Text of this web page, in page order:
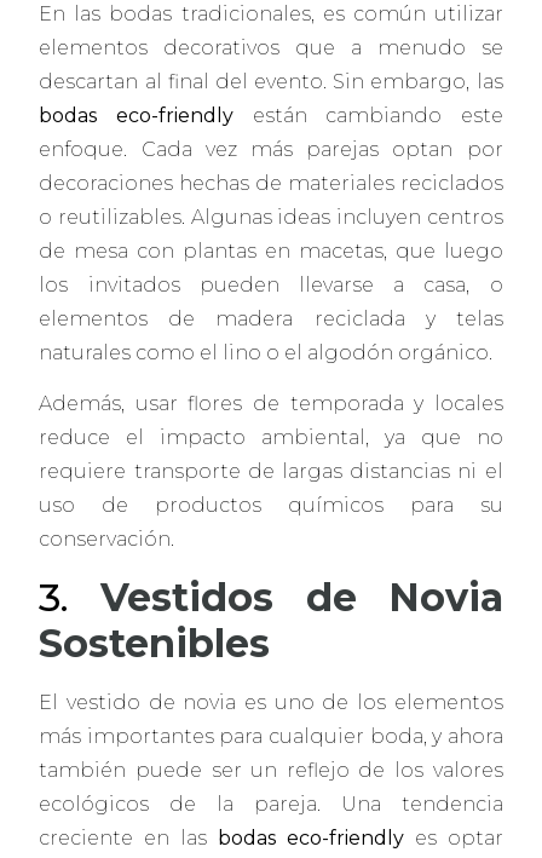
En las bodas tradicionales, es común utilizar
elementos decorativos que a menudo se
descartan al final del evento. Sin embargo, las
bodas eco-friendlyestán cambiando este
enfoque. Cada vez más parejas optan por
decoraciones hechas de materiales reciclados
o reutilizables. Algunas ideas incluyen centros
de mesa con plantas en macetas, que luego
los invitados pueden llevarse a casa, o
elementos de madera reciclada y telas
naturales como el lino o el algodón orgánico.
Además, usar flores de temporada y locales
reduce el impacto ambiental, ya que no
requiere transporte de largas distancias ni el
uso de productos químicos para su
conservación.
3.Vestidos de Novia
Sostenibles
El vestido de novia es uno de los elementos
más importantes para cualquier boda, y ahora
también puede ser un reflejo de los valores
ecológicos de la pareja. Una tendencia
creciente en las bodas eco-friendlyes optar